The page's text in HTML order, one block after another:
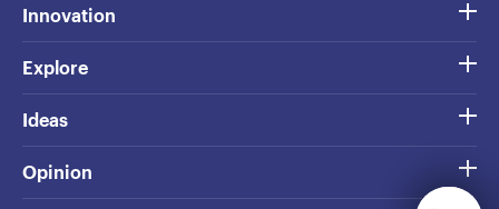
Innovation
Explore
Ideas
Opinion